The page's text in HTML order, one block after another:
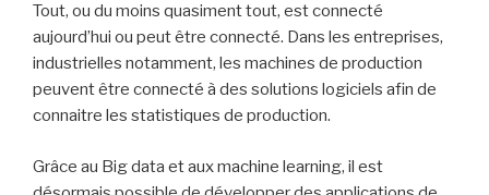
Tout, ou du moins quasiment tout, est connecté
aujourd’hui ou peut être connecté. Dans les entreprises,
industrielles notamment, les machines de production
peuvent être connecté à des solutions logiciels afin de
connaitre les statistiques de production.
Grâce au Big data et aux machine learning, il est